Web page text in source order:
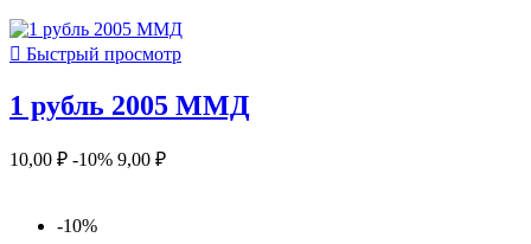
 Быстрый просмотр
1 рубль 2005 ММД
10,00 ₽ -10% 9,00 ₽
-10%